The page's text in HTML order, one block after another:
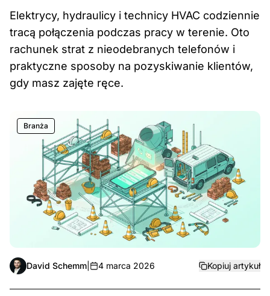
Elektrycy, hydraulicy i technicy HVAC codziennie
tracą połączenia podczas pracy w terenie. Oto
rachunek strat z nieodebranych telefonów i
praktyczne sposoby na pozyskiwanie klientów,
gdy masz zajęte ręce.
Branża
David Schemm 4 marca 2026 Kopiuj artykuł